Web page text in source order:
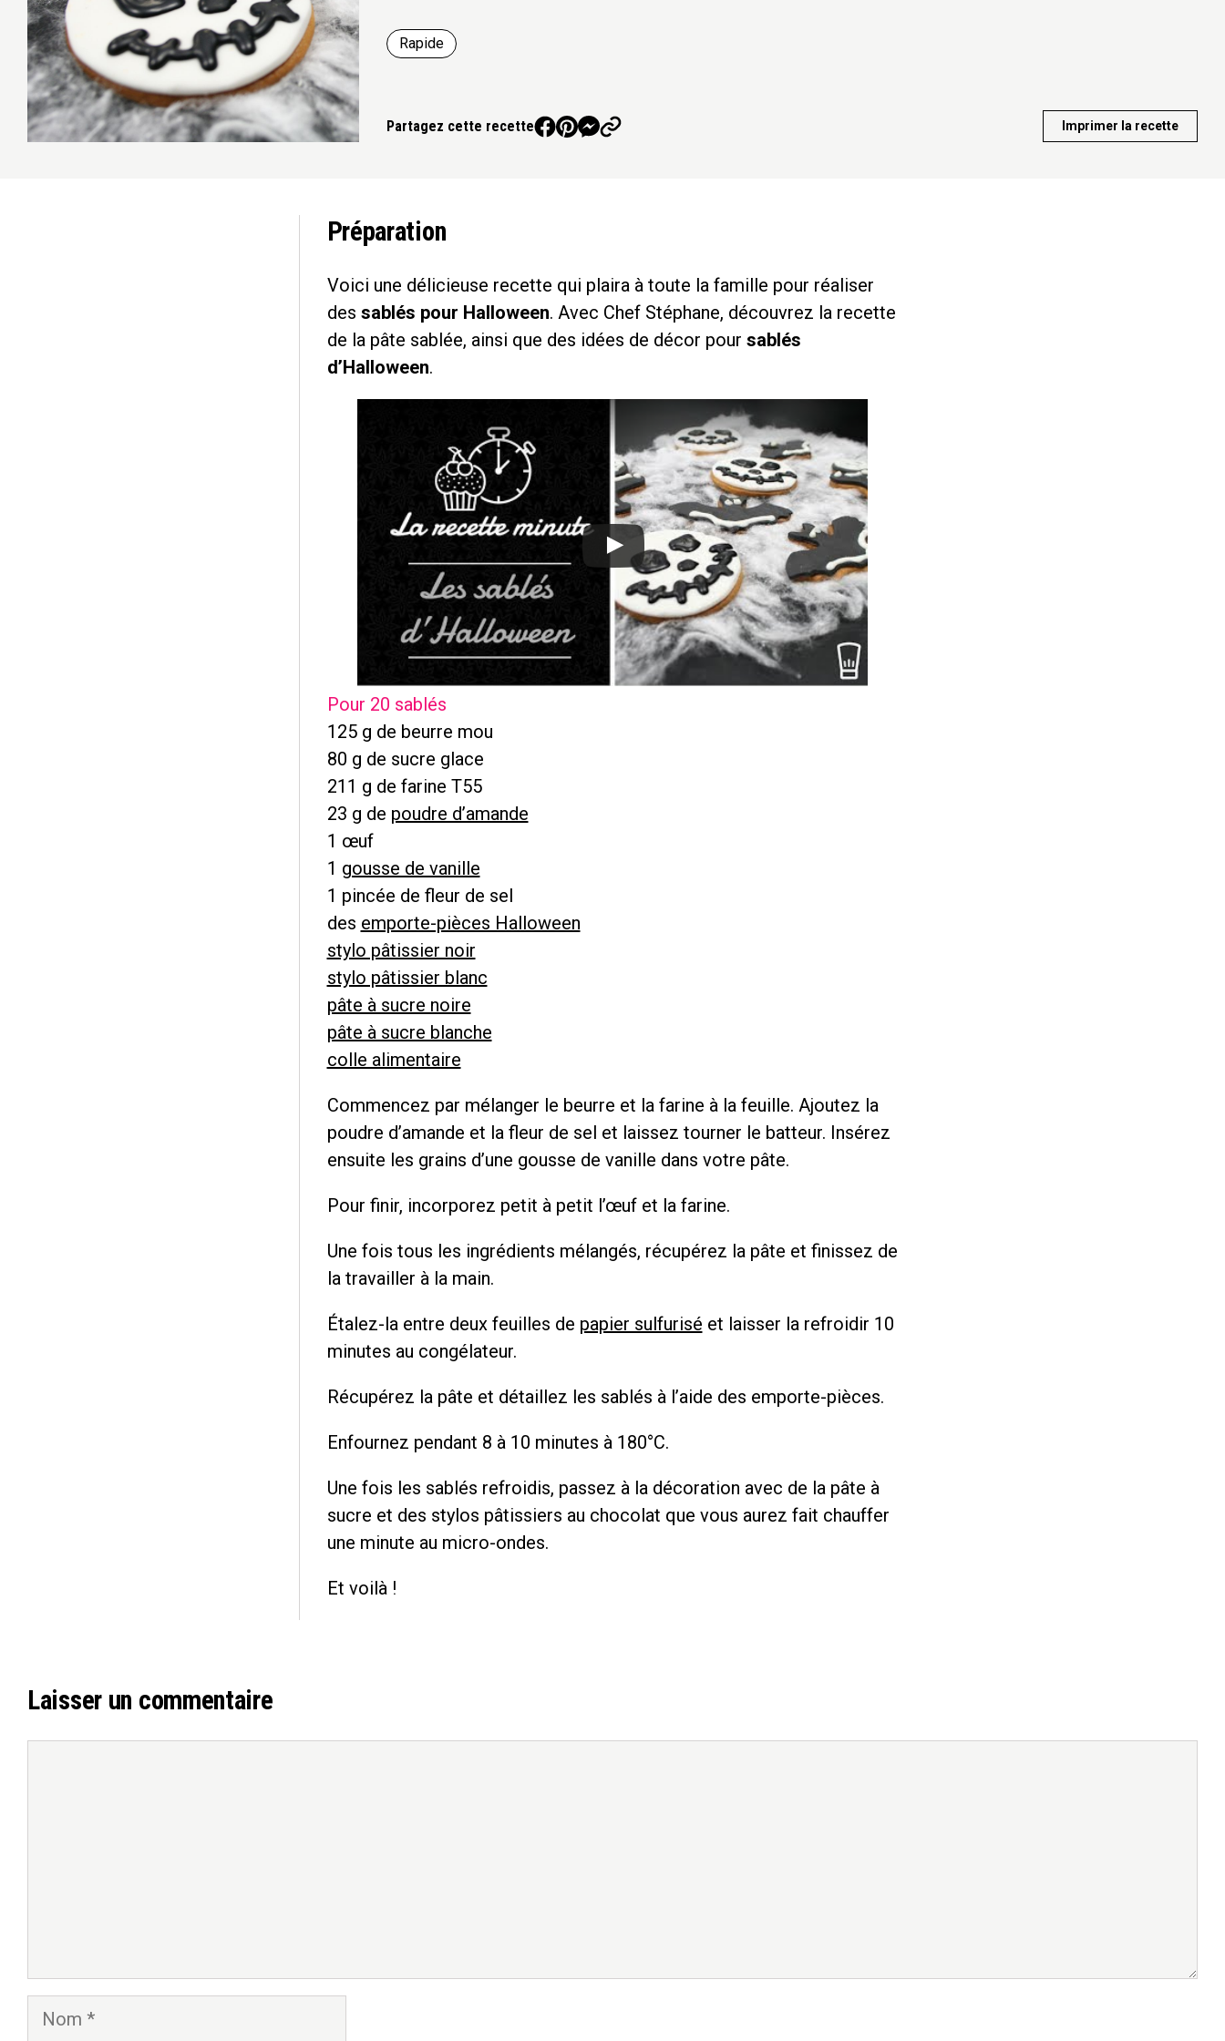
Rapide
Partagez cette recette Imprimer la recette
Préparation
Voici une délicieuse recette qui plaira à toute la famille pour réaliser
des sablés pour Halloween. Avec Chef Stéphane, découvrez la recette
de la pâte sablée, ainsi que des idées de décor pour sablés
d’Halloween.
Pour 20 sablés
125 g de beurre mou
80 g de sucre glace
211 g de farine T55
23 g de poudre d’amande
1 œuf
1 gousse de vanille
1 pincée de fleur de sel
des emporte-pièces Halloween
stylo pâtissier noir
stylo pâtissier blanc
pâte à sucre noire
pâte à sucre blanche
colle alimentaire
Commencez par mélanger le beurre et la farine à la feuille. Ajoutez la
poudre d’amande et la fleur de sel et laissez tourner le batteur. Insérez
ensuite les grains d’une gousse de vanille dans votre pâte.
Pour finir, incorporez petit à petit l’œuf et la farine.
Une fois tous les ingrédients mélangés, récupérez la pâte et finissez de
la travailler à la main.
Étalez-la entre deux feuilles de papier sulfurisé et laisser la refroidir 10
minutes au congélateur.
Récupérez la pâte et détaillez les sablés à l’aide des emporte-pièces.
Enfournez pendant 8 à 10 minutes à 180°C.
Une fois les sablés refroidis, passez à la décoration avec de la pâte à
sucre et des stylos pâtissiers au chocolat que vous aurez fait chauffer
une minute au micro-ondes.
Et voilà !
Laisser un commentaire
Nom